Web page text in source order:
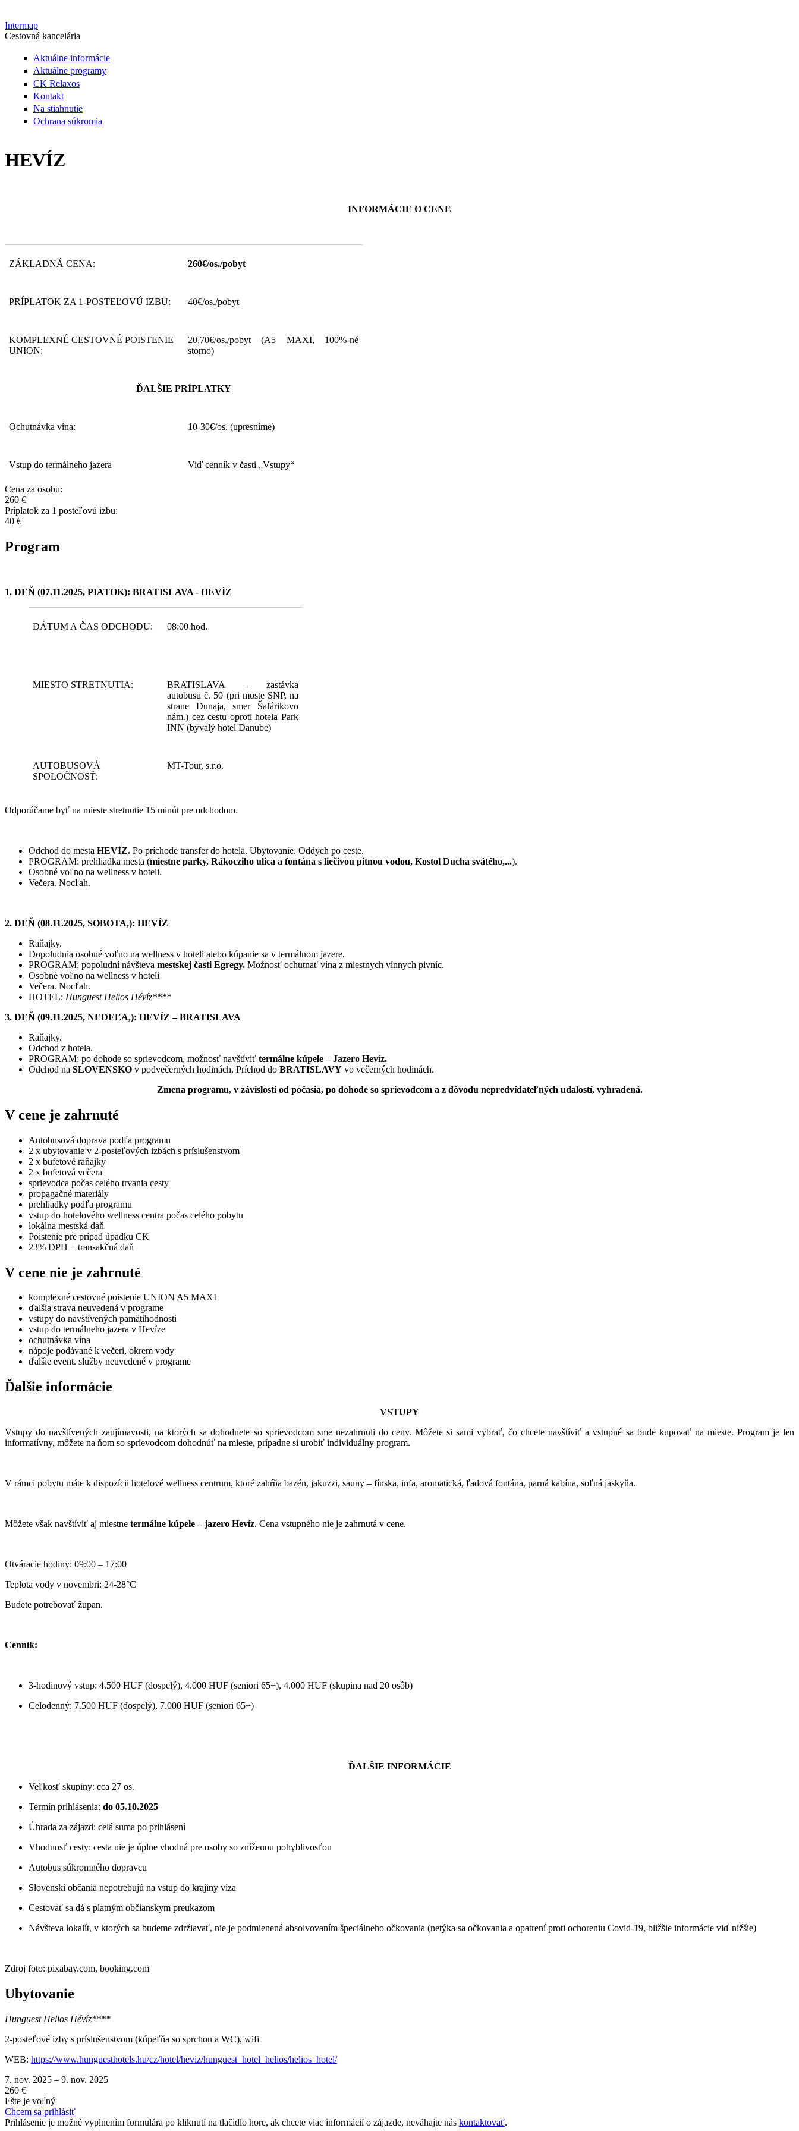
Intermap
Cestovná kancelária
Aktuálne informácie
Aktuálne programy
CK Relaxos
Kontakt
Na stiahnutie
Ochrana súkromia
HEVÍZ
INFORMÁCIE O CENE
ZÁKLADNÁ CENA: 260€/os./pobyt
PRÍPLATOK ZA 1-POSTEĽOVÚ IZBU: 40€/os./pobyt
KOMPLEXNÉ CESTOVNÉ POISTENIE
UNION:
20,70€/os./pobyt (A5 MAXI, 100%-né
storno)
ĎALŠIE PRÍPLATKY
Ochutnávka vína: 10-30€/os. (upresníme)
Vstup do termálneho jazera Viď cenník v časti „Vstupy“
Cena za osobu:
260 €
Príplatok za 1 posteľovú izbu:
40 €
Program
1. DEŇ (07.11.2025, PIATOK): BRATISLAVA - HEVÍZ
DÁTUM A ČAS ODCHODU: 08:00 hod.
MIESTO STRETNUTIA:
BRATISLAVA – zastávka
autobusu č. 50 (pri moste SNP, na
strane Dunaja, smer Šafárikovo
nám.) cez cestu oproti hotela Park
INN (bývalý hotel Danube)
AUTOBUSOVÁ
SPOLOČNOSŤ:
MT-Tour, s.r.o.
Odporúčame byť na mieste stretnutie 15 minút pre odchodom.
Odchod do mesta HEVÍZ. Po príchode transfer do hotela. Ubytovanie. Oddych po ceste.
PROGRAM: prehliadka mesta (miestne parky, Rákocziho ulica a fontána s liečivou pitnou vodou, Kostol Ducha svätého,...).
Osobné voľno na wellness v hoteli.
Večera. Nocľah.
2. DEŇ (08.11.2025, SOBOTA,): HEVÍZ
Raňajky.
Dopoludnia osobné voľno na wellness v hoteli alebo kúpanie sa v termálnom jazere.
PROGRAM: popoludní návšteva mestskej časti Egregy. Možnosť ochutnať vína z miestnych vínnych pivníc.
Osobné voľno na wellness v hoteli
Večera. Nocľah.
HOTEL: Hunguest Helios Hévíz****
3. DEŇ (09.11.2025, NEDEĽA,): HEVÍZ – BRATISLAVA
Raňajky.
Odchod z hotela.
PROGRAM: po dohode so sprievodcom, možnosť navštíviť termálne kúpele – Jazero Hevíz.
Odchod na SLOVENSKO v podvečerných hodinách. Príchod do BRATISLAVY vo večerných hodinách.
Zmena programu, v závislosti od počasia, po dohode so sprievodcom a z dôvodu nepredvídateľných udalostí, vyhradená.
V cene je zahrnuté
Autobusová doprava podľa programu
2 x ubytovanie v 2-posteľových izbách s príslušenstvom
2 x bufetové raňajky
2 x bufetová večera
sprievodca počas celého trvania cesty
propagačné materiály
prehliadky podľa programu
vstup do hotelového wellness centra počas celého pobytu
lokálna mestská daň
Poistenie pre prípad úpadku CK
23% DPH + transakčná daň
V cene nie je zahrnuté
komplexné cestovné poistenie UNION A5 MAXI
ďalšia strava neuvedená v programe
vstupy do navštívených pamätihodnosti
vstup do termálneho jazera v Hevíze
ochutnávka vína
nápoje podávané k večeri, okrem vody
ďalšie event. služby neuvedené v programe
Ďalšie informácie
VSTUPY
Vstupy do navštívených zaujímavosti, na ktorých sa dohodnete so sprievodcom sme nezahrnuli do ceny. Môžete si sami vybrať, čo chcete navštíviť a vstupné sa bude kupovať na mieste. Program je len
informatívny, môžete na ňom so sprievodcom dohodnúť na mieste, prípadne si urobiť individuálny program.
V rámci pobytu máte k dispozícii hotelové wellness centrum, ktoré zahŕňa bazén, jakuzzi, sauny – fínska, infa, aromatická, ľadová fontána, parná kabína, soľná jaskyňa.
Môžete však navštíviť aj miestne termálne kúpele – jazero Hevíz. Cena vstupného nie je zahrnutá v cene.
Otváracie hodiny: 09:00 – 17:00
Teplota vody v novembri: 24-28°C
Budete potrebovať župan.
Cenník:
3-hodinový vstup: 4.500 HUF (dospelý), 4.000 HUF (seniori 65+), 4.000 HUF (skupina nad 20 osôb)
Celodenný: 7.500 HUF (dospelý), 7.000 HUF (seniori 65+)
ĎALŠIE INFORMÁCIE
Veľkosť skupiny: cca 27 os.
Termín prihlásenia: do 05.10.2025
Úhrada za zájazd: celá suma po prihlásení
Vhodnosť cesty: cesta nie je úplne vhodná pre osoby so zníženou pohyblivosťou
Autobus súkromného dopravcu
Slovenskí občania nepotrebujú na vstup do krajiny víza
Cestovať sa dá s platným občianskym preukazom
Návšteva lokalít, v ktorých sa budeme zdržiavať, nie je podmienená absolvovaním špeciálneho očkovania (netýka sa očkovania a opatrení proti ochoreniu Covid-19, bližšie informácie viď nižšie)
Zdroj foto: pixabay.com, booking.com
Ubytovanie
Hunguest Helios Hévíz****
2-posteľové izby s príslušenstvom (kúpeľňa so sprchou a WC), wifi
WEB: https://www.hunguesthotels.hu/cz/hotel/heviz/hunguest_hotel_helios/helios_hotel/
7. nov. 2025 – 9. nov. 2025
260 €
Ešte je voľný
Chcem sa prihlásiť
Prihlásenie je možné vyplnením formulára po kliknutí na tlačidlo hore, ak chcete viac informácií o zájazde, neváhajte nás kontaktovať.